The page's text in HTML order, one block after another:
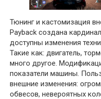
Тюнинг и кастомизация
Payback создана
доступны изменения
Такие как: двигатель,
много другое.
показатели машины.
внешние изменения:
обвесов, невероятных